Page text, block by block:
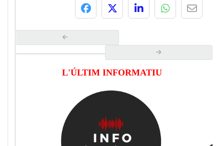
L'ÚLTIM INFORMATIU